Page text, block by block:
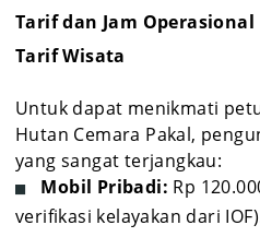
Tarif dan Jam Operasional
Tarif Wisata
Untuk dapat menikmati
Hutan Cemara Pakal,
yang sangat terjangkau:
Mobil Pribadi: Rp
verifikasi kelayakan dari